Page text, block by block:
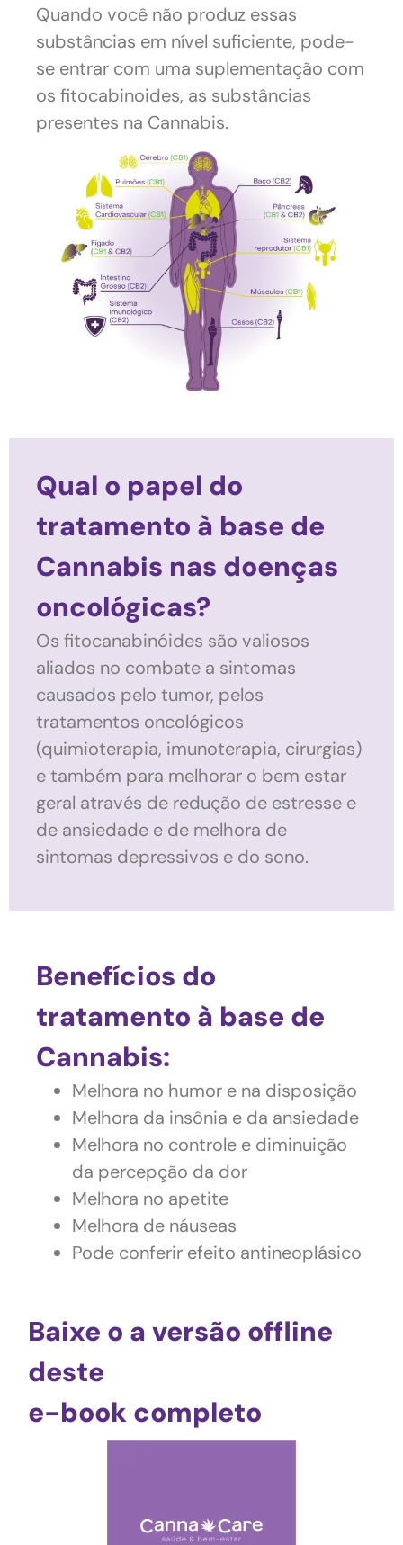
Quando você não produz essas
substâncias em nível suficiente, pode-
se entrar com uma suplementação com
os fitocabinoides, as substâncias
presentes na Cannabis.
Qual o papel do
tratamento à base de
Cannabis nas doenças
oncológicas?
Os fitocanabinóides são valiosos
aliados no combate a sintomas
causados pelo tumor, pelos
tratamentos oncológicos
(quimioterapia, imunoterapia, cirurgias)
e também para melhorar o bem estar
geral através de redução de estresse e
de ansiedade e de melhora de
sintomas depressivos e do sono.
Benefícios do
tratamento à base de
Cannabis:
Melhora no humor e na disposição
Melhora da insônia e da ansiedade
Melhora no controle e diminuição
da percepção da dor
Melhora no apetite
Melhora de náuseas
Pode conferir efeito antineoplásico
Baixe o a versão offline
deste
e-book completo